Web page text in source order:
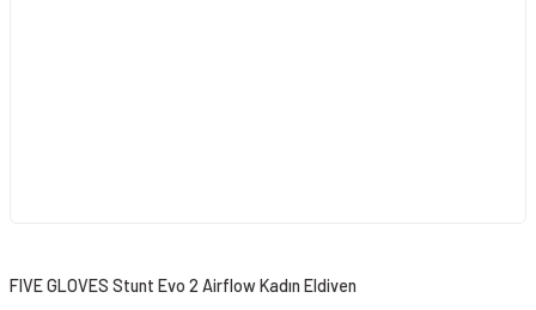
FIVE GLOVES Stunt Evo 2 Airflow Kadın Eldiven